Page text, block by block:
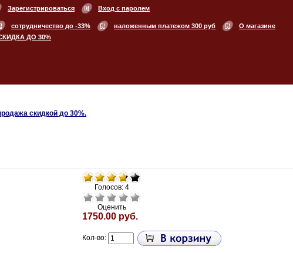
Зарегистрироваться Вход с паролем
сотрудничество до -33% наложенным платежом 300 руб
О магазине
ДО 30%
скидкой до 30%.
Голосов: 4
Оценить
1750.00 руб.
Кол-во: